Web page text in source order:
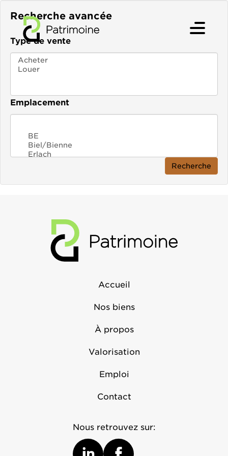
Aller
contenu
Recherche avancée
Type de vente
Emplacement
Accueil
Nos biens
À propos
Valorisation
Emploi
Contact
Nous retrouvez sur: